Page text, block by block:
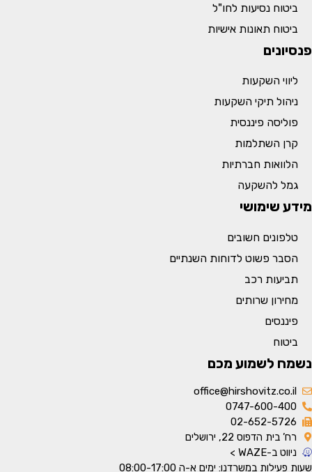
ביטוח נסיעות לחו"ל
ביטוח תאונות אישיות
פנסיונים
ליווי השקעות
ניהול תיקי השקעות
פוליסה פיננסית
קרן השתלמות
הלוואות חברתיות
גמל להשקעה
מידע שימושי
טלפונים חשובים
הסבר פשוט לדוחות השנתיים
תביעות רכב
מחירון שרותים
פיננסים
ביטוח
נשמח לשמוע מכם
office@hirshovitz.co.il
0747-600-400
02-652-5726
רח’ בית הדפוס 22, ירושלים
ניווט ב-WAZE >
שעות פעילות במשרדנו: ימים א-ה 08:00-17:00